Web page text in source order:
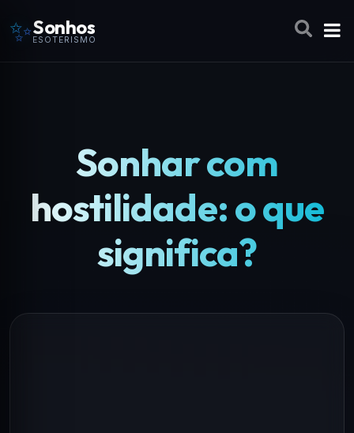
✨Sonhos
ESOTERISMO
Sonhar com
hostilidade: o que
significa?